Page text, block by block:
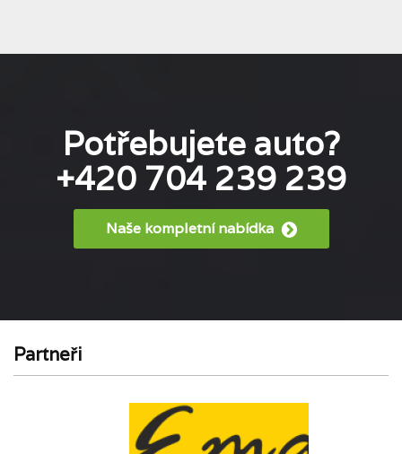
Potřebujete auto?
+420 704 239 239
Naše kompletní nabídka
Partneři